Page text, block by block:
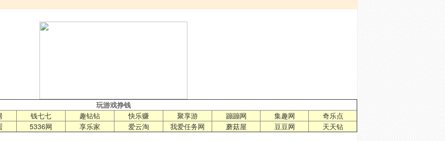
玩游戏挣钱
钱七七 趣钻钻 快乐赚 聚享游 蹦蹦网 集趣网
奇乐点
5336网 享乐家 爱云淘 我爱任务网 蘑菇屋 豆豆网 天天钻